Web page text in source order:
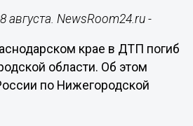
NewsRoom24.ru -
крае в ДТП погиб
области. Об этом
по Нижегородской